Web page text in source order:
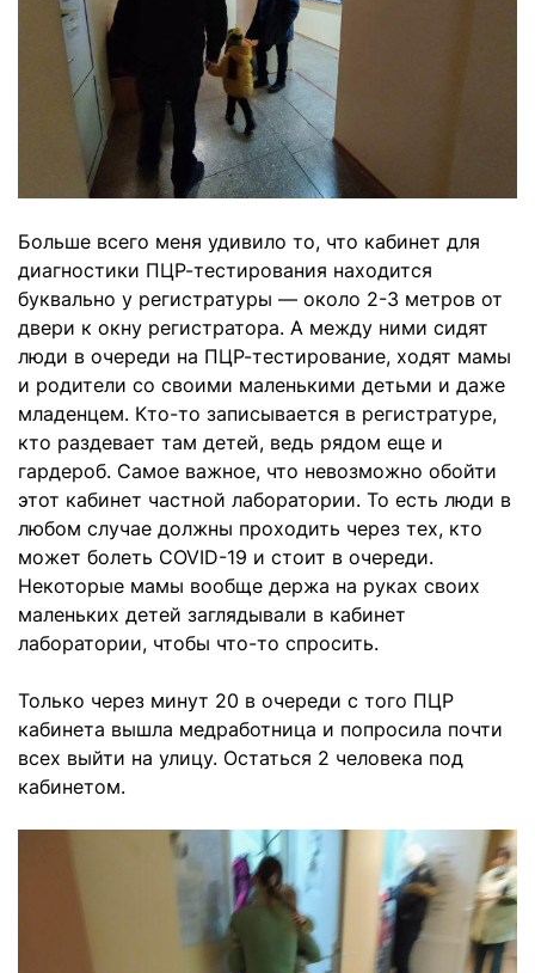
Больше всего меня удивило то, что кабинет для
диагностики ПЦР-тестирования находится
буквально у регистратуры — около 2-3 метров от
двери к окну регистратора. А между ними сидят
люди в очереди на ПЦР-тестирование, ходят мамы
и родители со своими маленькими детьми и даже
младенцем. Кто-то записывается в регистратуре,
кто раздевает там детей, ведь рядом еще и
гардероб. Самое важное, что невозможно обойти
этот кабинет частной лаборатории. То есть люди в
любом случае должны проходить через тех, кто
может болеть COVID-19 и стоит в очереди.
Некоторые мамы вообще держа на руках своих
маленьких детей заглядывали в кабинет
лаборатории, чтобы что-то спросить.
Только через минут 20 в очереди с того ПЦР
кабинета вышла медработница и попросила почти
всех выйти на улицу. Остаться 2 человека под
кабинетом.